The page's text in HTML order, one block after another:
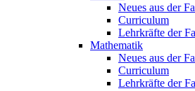
Neues aus der
Curriculum
Lehrkräfte der
Mathematik
Neues aus der
Curriculum
Lehrkräfte der